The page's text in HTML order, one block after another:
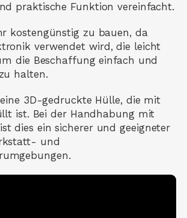
praktische Funktion vereinfacht.
kostengünstig zu bauen, da
verwendet wird, die leicht
die Beschaffung einfach und
halten.
3D-gedruckte Hülle, die mit
ist. Bei der Handhabung mit
dies ein sicherer und geeigneter
und